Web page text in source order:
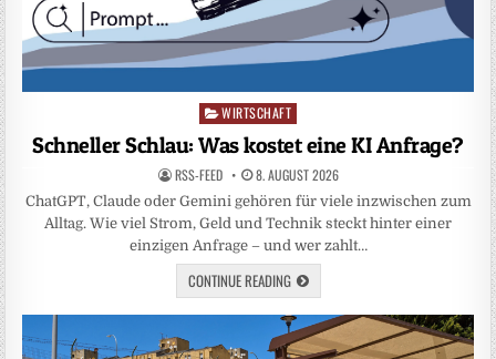
Posted
in
WIRTSCHAFT
Schneller Schlau: Was kostet eine KI Anfrage?
RSS-FEED 8. AUGUST 2026
ChatGPT, Claude oder Gemini gehören für viele inzwischen zum
Alltag. Wie viel Strom, Geld und Technik steckt hinter einer
einzigen Anfrage – und wer zahlt…
CONTINUE READING